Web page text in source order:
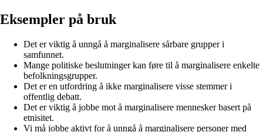
Eksempler på bruk
Det er viktig å unngå å marginalisere sårbare grupper i
samfunnet.
Mange politiske beslutninger kan føre til å marginalisere enkelte
befolkningsgrupper.
Det er en utfordring å ikke marginalisere visse stemmer i
offentlig debatt.
Det er viktig å jobbe mot å marginalisere mennesker basert på
etnisitet.
Vi må jobbe aktivt for å unngå å marginalisere personer med